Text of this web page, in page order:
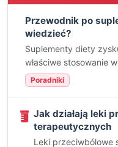
Przewodnik po
wiedzieć?
Suplementy diety
właściwe stosowanie
Poradniki
Jak działają leki
terapeutycznych
Leki przeciwbólowe